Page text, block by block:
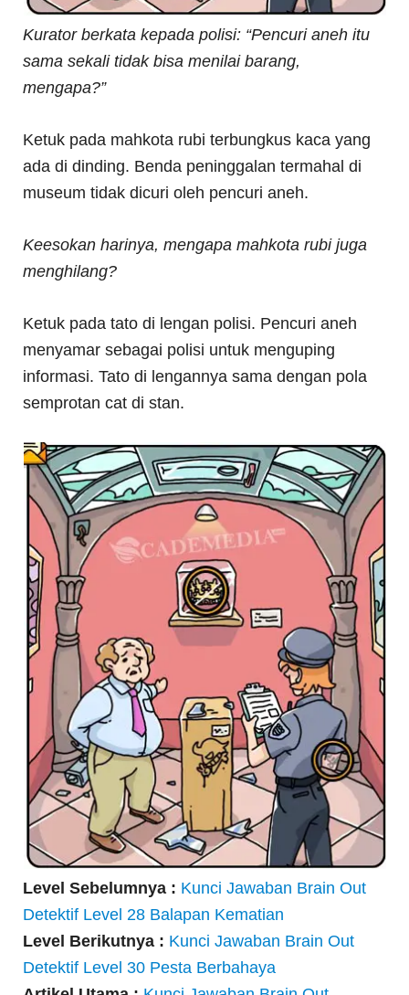
Kurator berkata kepada polisi: “Pencuri aneh itu
sama sekali tidak bisa menilai barang,
mengapa?”
Ketuk pada mahkota rubi terbungkus kaca yang
ada di dinding. Benda peninggalan termahal di
museum tidak dicuri oleh pencuri aneh.
Keesokan harinya, mengapa mahkota rubi juga
menghilang?
Ketuk pada tato di lengan polisi. Pencuri aneh
menyamar sebagai polisi untuk menguping
informasi. Tato di lengannya sama dengan pola
semprotan cat di stan.
Level Sebelumnya : Kunci Jawaban Brain Out
Detektif Level 28 Balapan Kematian
Level Berikutnya : Kunci Jawaban Brain Out
Detektif Level 30 Pesta Berbahaya